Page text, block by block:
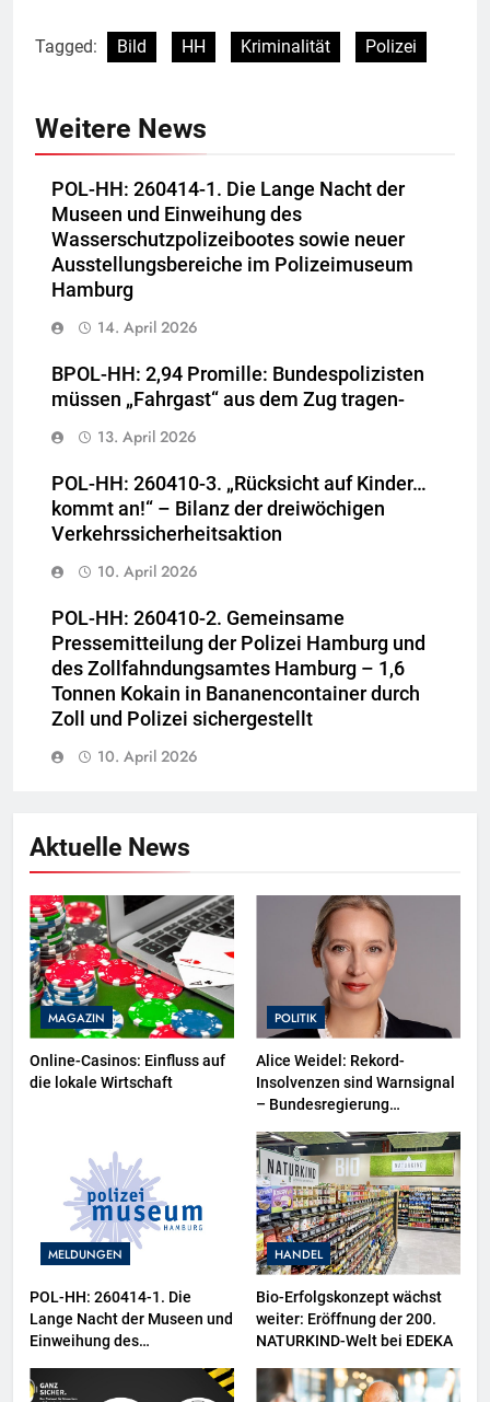
Tagged: Bild HH Kriminalität Polizei
Weitere News
POL-HH: 260414-1. Die Lange Nacht der
Museen und Einweihung des
Wasserschutzpolizeibootes sowie neuer
Ausstellungsbereiche im Polizeimuseum
Hamburg
14. April 2026
BPOL-HH: 2,94 Promille: Bundespolizisten
müssen „Fahrgast“ aus dem Zug tragen-
13. April 2026
POL-HH: 260410-3. „Rücksicht auf Kinder…
kommt an!“ – Bilanz der dreiwöchigen
Verkehrssicherheitsaktion
10. April 2026
POL-HH: 260410-2. Gemeinsame
Pressemitteilung der Polizei Hamburg und
des Zollfahndungsamtes Hamburg – 1,6
Tonnen Kokain in Bananencontainer durch
Zoll und Polizei sichergestellt
10. April 2026
Aktuelle News
MAGAZIN
Online-Casinos: Einfluss auf
die lokale Wirtschaft
POLITIK
Alice Weidel: Rekord-
Insolvenzen sind Warnsignal
– Bundesregierung
Wirtschaftskrise
MELDUNGEN
POL-HH: 260414-1. Die
Lange Nacht der Museen und
Einweihung des
sowie neuer
HANDEL
Bio-Erfolgskonzept wächst
weiter: Eröffnung der 200.
NATURKIND-Welt bei EDEKA